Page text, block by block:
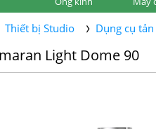
Thiết bị Studio Dụng cụ
Light Dome 90